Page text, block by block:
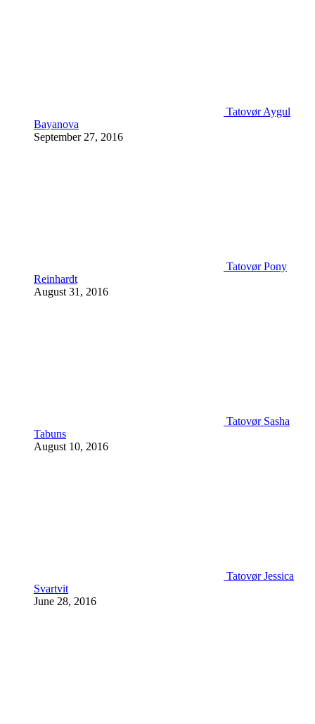
Tatovør Aygul
Bayanova
September 27, 2016
Tatovør Pony
Reinhardt
August 31, 2016
Tatovør Sasha
Tabuns
August 10, 2016
Tatovør Jessica
Svartvit
June 28, 2016